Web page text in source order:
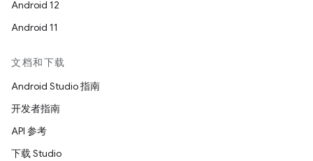
Android 12
Android 11
文档和下载
Android Studio 指南
开发者指南
API 参考
下载 Studio